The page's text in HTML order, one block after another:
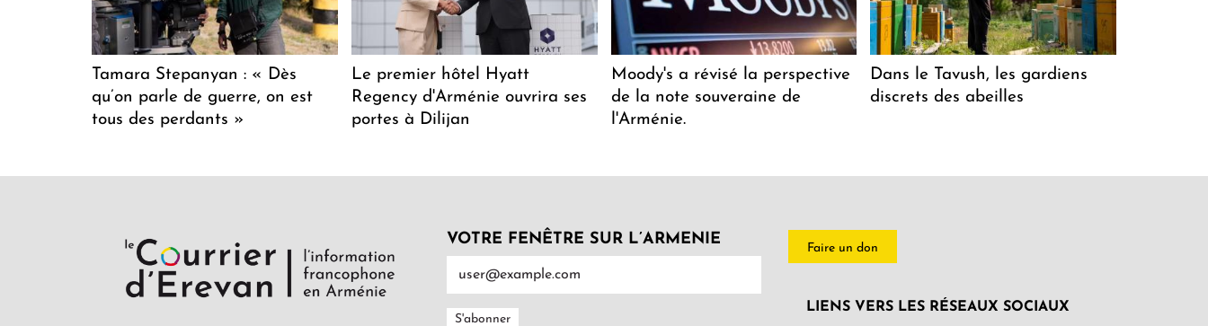
Tamara Stepanyan : « Dès
qu’on parle de guerre, on est
tous des perdants »
Le premier hôtel Hyatt
Regency d'Arménie ouvrira ses
portes à Dilijan
Moody's a révisé la perspective
de la note souveraine de
l'Arménie.
Dans le Tavush, les gardiens
discrets des abeilles
VOTRE FENÊTRE SUR L’ARMENIE
Faire un don
LIENS VERS LES RÉSEAUX SOCIAUX